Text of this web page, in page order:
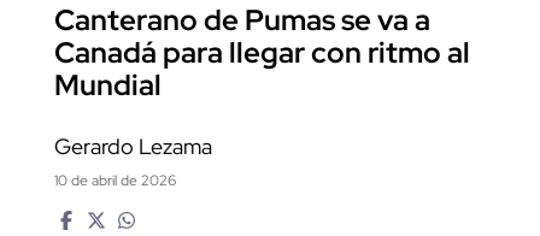
Canterano de Pumas se va a
Canadá para llegar con ritmo al
Mundial
Gerardo Lezama
10 de abril de 2026